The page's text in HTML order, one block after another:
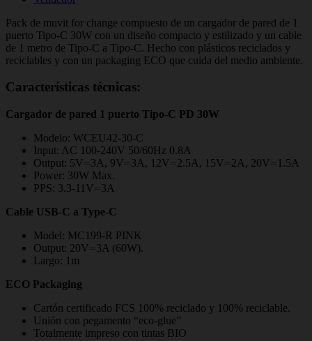
Pack de muvit for change compuesto de un cargador de pared de 1
puerto Tipo-C 30W con un diseño compacto y estilizado y un cable
de 1 metro de Tipo-C a Tipo-C. Hecho con plásticos reciclados y
reciclables y con un packaging ECO que cuida del medio ambiente.
Características técnicas:
Cargador de pared 1 puerto Tipo-C PD 30W
Modelo: WCEU42-30-C
Input: AC 100-240V 50/60Hz 0.8A
Output: 5V⎓3A, 9V⎓3A, 12V⎓2.5A, 15V⎓2A, 20V⎓1.5A
Power: 30W Max.
PPS: 3.3-11V⎓3A
Cable USB-C a Type-C
Model: MC199-R PINK
Output: 20V⎓3A (60W).
Largo: 1m
ECO Packaging
Cartón certificado FCS 100% reciclado y 100% reciclable.
Unión con pegamento “eco-glue”
Totalmente impreso con tintas BIO